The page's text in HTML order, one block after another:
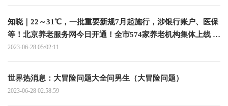
知晓｜22～31℃，一批重要新规7月起施行，涉银行账户、医保
等！北京养老服务网今日开通！全市574家养老机构集体上线 全
球实时
2023-06-28 05:02:11
世界热消息：大冒险问题大全问男生（大冒险问题）
2023-06-28 02:58:59